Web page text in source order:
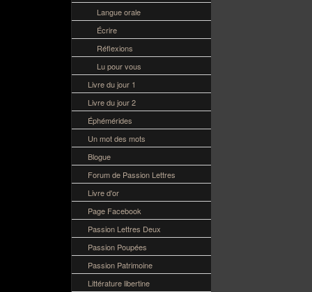
Langue orale
Écrire
Réflexions
Lu pour vous
Livre du jour 1
Livre du jour 2
Éphémérides
Un mot des mots
Blogue
Forum de Passion Lettres
Livre d'or
Page Facebook
Passion Lettres Deux
Passion Poupées
Passion Patrimoine
Littérature libertine